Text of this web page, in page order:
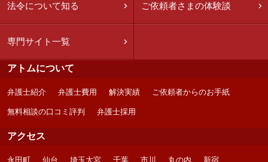
法令について知る ご依頼者さまの体験談
専門サイト一覧
アトムについて
弁護士紹介 弁護士費用 解決実績 ご依頼者からのお手紙
無料相談の口コミ評判 弁護士採用
アクセス
永田町 仙台 埼玉大宮 千葉 市川 丸の内 新宿